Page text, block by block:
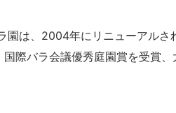
園は、2004年にリニューアルさ
際バラ会議優秀庭園賞を受賞